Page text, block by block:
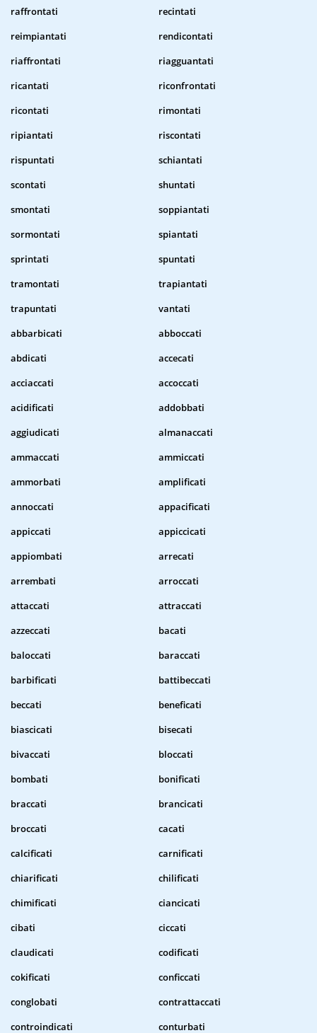
raffrontati
recintati
reimpiantati
rendicontati
riaffrontati
riagguantati
ricantati
riconfrontati
ricontati
rimontati
ripiantati
riscontati
rispuntati
schiantati
scontati
shuntati
smontati
soppiantati
sormontati
spiantati
sprintati
spuntati
tramontati
trapiantati
trapuntati
vantati
abbarbicati
abboccati
abdicati
accecati
acciaccati
accoccati
acidificati
addobbati
aggiudicati
almanaccati
ammaccati
ammiccati
ammorbati
amplificati
annoccati
appacificati
appiccati
appiccicati
appiombati
arrecati
arrembati
arroccati
attaccati
attraccati
azzeccati
bacati
baloccati
baraccati
barbificati
battibeccati
beccati
beneficati
biascicati
bisecati
bivaccati
bloccati
bombati
bonificati
braccati
brancicati
broccati
cacati
calcificati
carnificati
chiarificati
chilificati
chimificati
ciancicati
cibati
ciccati
claudicati
codificati
cokificati
conficcati
conglobati
contrattaccati
controindicati
conturbati